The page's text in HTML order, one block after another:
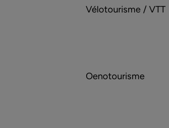
Vélotourisme / VTT
Oenotourisme